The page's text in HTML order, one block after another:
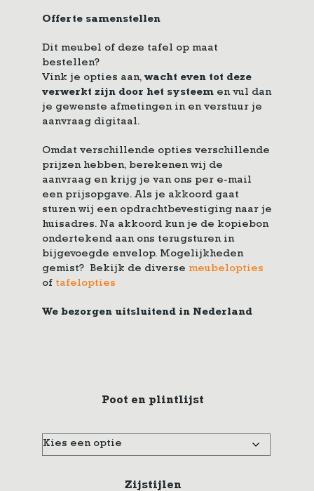
Offerte samenstellen
Dit meubel of deze tafel op maat
bestellen?
Vink je opties aan, wacht even tot deze
verwerkt zijn door het systeem en vul dan
je gewenste afmetingen in en verstuur je
aanvraag digitaal.
Omdat verschillende opties verschillende
prijzen hebben, berekenen wij de
aanvraag en krijg je van ons per e-mail
een prijsopgave. Als je akkoord gaat
sturen wij een opdrachtbevestiging naar je
huisadres. Na akkoord kun je de kopiebon
ondertekend aan ons terugsturen in
bijgevoegde envelop. Mogelijkheden
gemist? Bekijk de diverse meubelopties
of tafelopties
We bezorgen uitsluitend in Nederland
Poot en plintlijst
Zijstijlen